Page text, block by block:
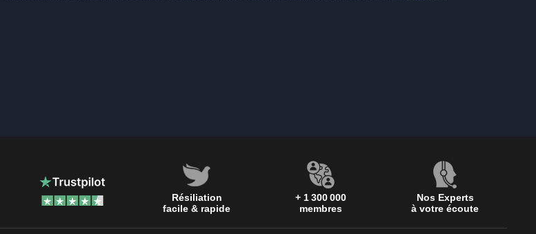
+ 1 300 000
membres
Résiliation
facile & rapide
Nos Experts
à votre écoute